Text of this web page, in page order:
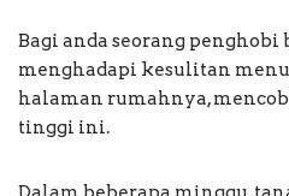
Bagi anda seorang
menghadapi kesulitan
halaman rumahnya,
tinggi ini.